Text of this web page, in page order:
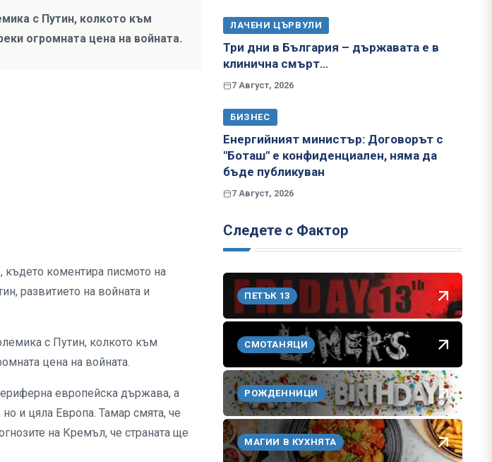
с Путин, колкото към
огромната цена на войната.
където коментира писмото на
развитието на войната и
с Путин, колкото към
цена на войната.
европейска държава, а
и цяла Европа. Тамар смята, че
на Кремъл, че страната ще
ЛАЧЕНИ ЦЪРВУЛИ
Три дни в България – държавата е в
клинична смърт…
7 Август, 2026
БИЗНЕС
Енергийният министър: Договорът с
"Боташ" е конфиденциален, няма да
бъде публикуван
7 Август, 2026
Следете с Фактор
ПЕТЪК 13
СМОТАНЯЦИ
РОЖДЕННИЦИ
МАГИИ В КУХНЯТА